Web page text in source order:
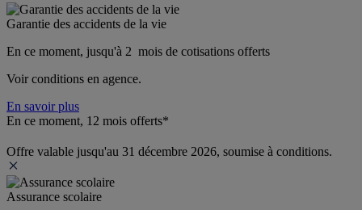
Garantie des accidents de la vie
En ce moment, jusqu'à 2  mois de cotisations offerts
Voir conditions en agence.
En savoir plus
En ce moment, 12 mois offerts*
Offre valable jusqu'au 31 décembre 2026, soumise à conditions.
Assurance scolaire